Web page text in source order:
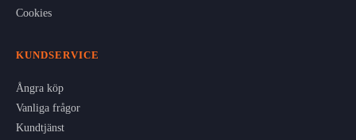
Cookies
KUNDSERVICE
Ångra köp
Vanliga frågor
Kundtjänst